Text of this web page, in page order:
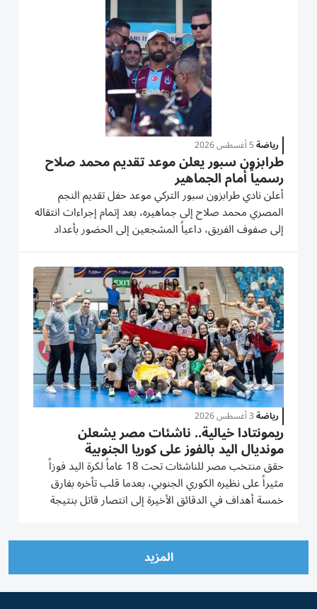
رياضة5 أغسطس 2026
طرابزون سبور يعلن موعد تقديم محمد صلاح
رسمياً أمام الجماهير
أعلن نادي طرابزون سبور التركي موعد حفل تقديم النجم
المصري محمد صلاح إلى جماهيره، بعد إتمام إجراءات انتقاله
إلى صفوف الفريق، داعياً المشجعين إلى الحضور بأعداد
كبيرة للمشاركة في الحدث. وأوضح النادي، في بيان رسمي،
أن مراسم تقديم محمد صلاح ستقام على ملعب بابارا بارك،
غداً...
رياضة3 أغسطس 2026
ريمونتادا خيالية.. ناشئات مصر يشعلن
مونديال اليد بالفوز على كوريا الجنوبية
حقق منتخب مصر للناشئات تحت 18 عاماً لكرة اليد فوزاً
مثيراً على نظيره الكوري الجنوبي، بعدما قلب تأخره بفارق
خمسة أهداف في الدقائق الأخيرة إلى انتصار قاتل بنتيجة
المزيد